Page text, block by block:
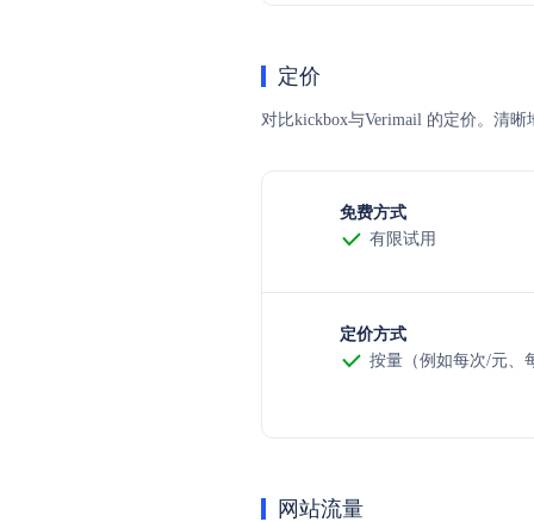
定价
对比kickbox与Verimail 的定价。清
免费方式
有限试用
定价方式
按量（例如每次/元、
网站流量